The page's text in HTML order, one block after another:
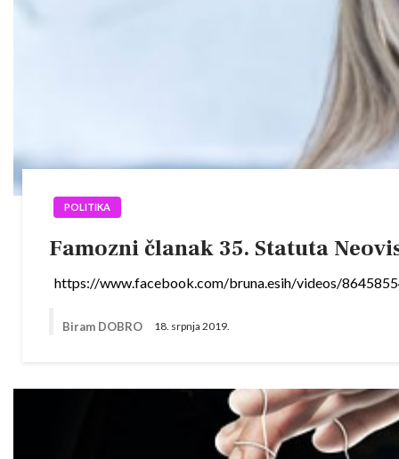
POLITIKA
Famozni članak 35. Statuta
https://www.facebook.com/bruna.esih/videos/
Biram DOBRO 18. srpnja 2019.